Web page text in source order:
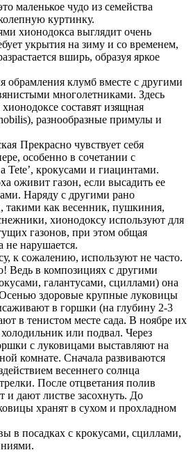
маленькое чудо из семейства
куртинку.
хионодокса выглядит очень
укрытия на зиму и со временем,
вширь, образуя яркое
обрамления клумб вместе с другими
многолетниками. Здесь
составят изящная
разнообразные примулы и
Прекрасно чувствует себя
особенно в сочетании с
Tete’, крокусами и гиацинтами.
оживит газон, если высадить ее
Наряду с другими рано
такими как весенник, пушкиния,
хионодоксу используют для
газонов, при этом общая
не нарушается.
к сожалению, используют не часто.
Ведь в композициях с другими
галантусами, сциллами) она
здоровые крупные луковицы
в горшки (на глубину 2-3
в тенистом месте сада. В ноябре их
или подвал. Через
с луковицами выставляют на
комнате. Сначала развиваются
весеннего солнца
После отцветания полив
и дают листве засохнуть. До
хранят в сухом и прохладном
в посадках с крокусами, сциллами,